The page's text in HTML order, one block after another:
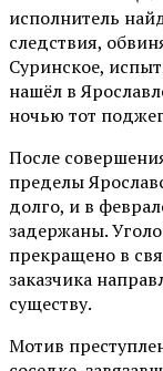
исполнитель
следствия,
Суринское,
нашёл в
ночью тот
После
пределы
долго, и в
задержаны.
прекращено в
заказчика
существу.
Мотив